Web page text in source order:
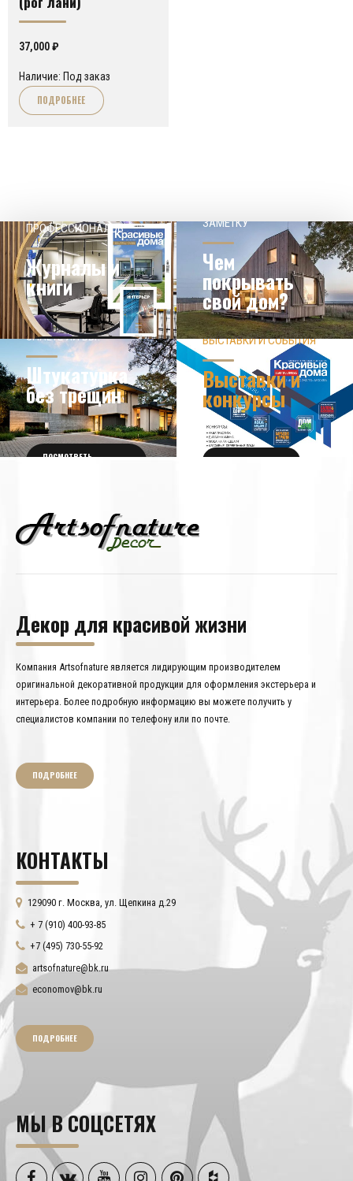
37,000₽
Наличие: Под заказ
ПОДРОБНЕЕ
ПРОФЕССИОНАЛОВ
Журналы и
книги
НОВОСТИ ИЗ МИРА
ДИЗАЙНА
ЗАМЕТКУ
Чем
покрывать
свой дом?
УЗНАТЬ БОЛЬШЕ
ЗНАЕТЕ ЛИ ВЫ?
Штукатурка
без трещин
ПОСМОТРЕТЬ
ВЫСТАВКИ И СОБЫТИЯ
Выставки и
конкурсы
ПОЛУЧИТЬ БИЛЕТ
Декор для красивой жизни
Компания Artsofnature является лидирующим производителем
оригинальной декоративной продукции для оформления экстерьера и
интерьера. Более подробную информацию вы можете получить у
специалистов компании по телефону или по почте.
ПОДРОБНЕЕ
КОНТАКТЫ
129090 г. Москва, ул. Щепкина д.29
+ 7 (910) 400-93-85
+7 (495) 730-55-92
artsofnature@bk.ru
economov@bk.ru
ПОДРОБНЕЕ
МЫ В СОЦСЕТЯХ